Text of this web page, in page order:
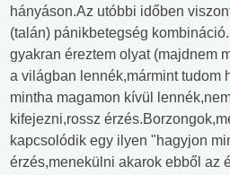
hányáson.Az utóbbi időben
(talán) pánikbetegség
gyakran éreztem olyat (majdnem
a világban lennék,mármint tudom
mintha magamon kívül
kifejezni,rossz
kapcsolódik egy ilyen "hagyjon
érzés,menekülni akarok ebből az